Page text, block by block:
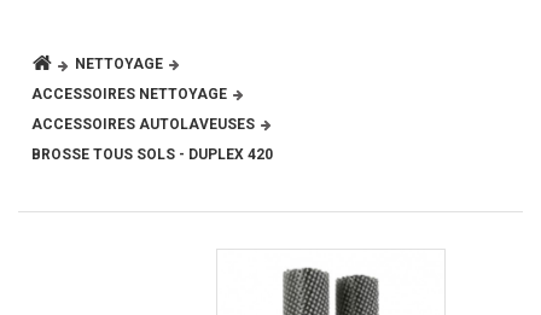
NETTOYAGE
ACCESSOIRES NETTOYAGE
ACCESSOIRES AUTOLAVEUSES
BROSSE TOUS SOLS - DUPLEX 420